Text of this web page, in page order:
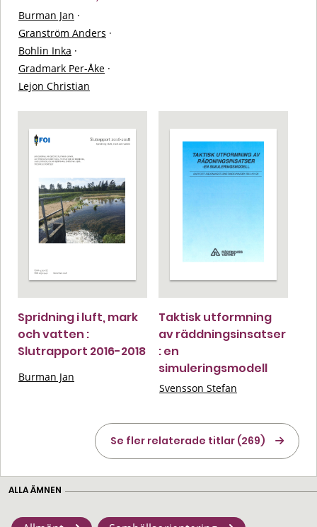
Burman Jan ·
Granström Anders ·
Bohlin Inka ·
Gradmark Per-Åke ·
Lejon Christian
Spridning i luft, mark
och vatten :
Slutrapport 2016-2018
Burman Jan
Taktisk utformning
av räddningsinsatser
: en
simuleringsmodell
Svensson Stefan
Se fler relaterade titlar (269)
ALLA ÄMNEN